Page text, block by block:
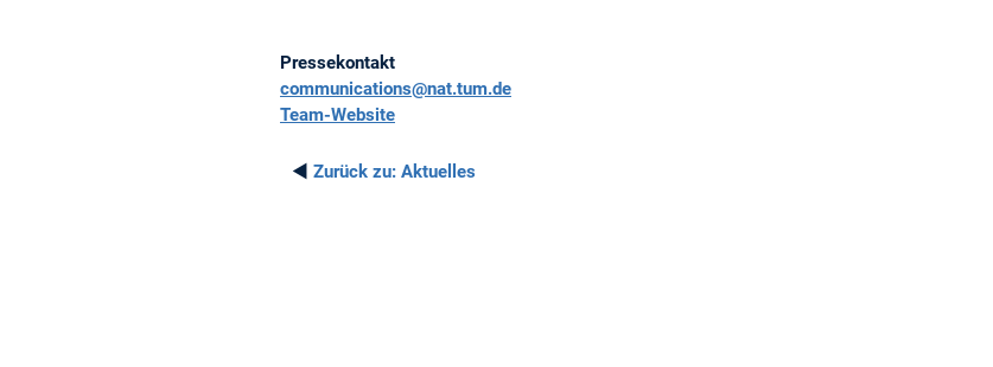
Pressekontakt
communications@nat.tum.de
Team-Website
◄ Zurück zu: Aktuelles